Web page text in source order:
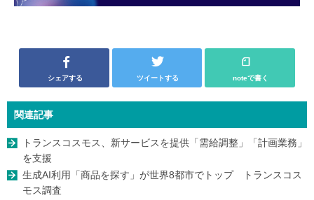
シェアする ツイートする noteで書く
関連記事
トランスコスモス、新サービスを提供「需給調整」「計画業務」
を支援
生成AI利用「商品を探す」が世界8都市でトップ トランスコス
モス調査